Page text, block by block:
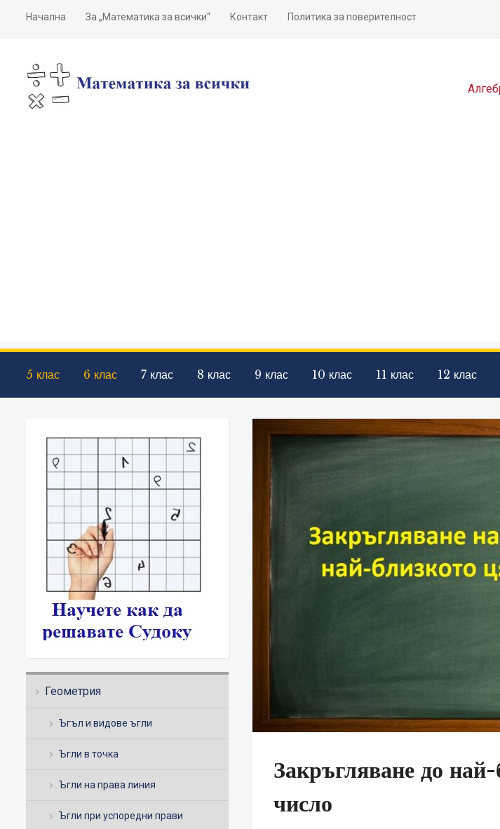
Начална За „Математика за всички“ Контакт Политика за поверителност
5 клас 6 клас 7 клас 8 клас 9 клас 10 клас 11 клас 12 клас
Геометрия
Ъгъл и видове ъгли
Ъгли в точка
Ъгли на права линия
Ъгли при успоредни прави
Закръгляване до
число